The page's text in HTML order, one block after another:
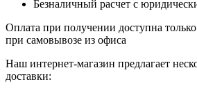
Безналичный расчет с
Оплата при получении доступна
при самовывозе из офиса
Наш интернет-магазин предлагает
доставки: